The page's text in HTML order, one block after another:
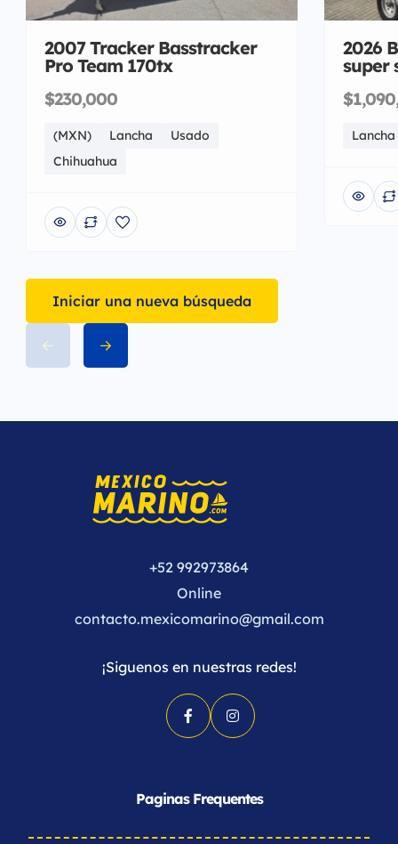
2007 Tracker Basstracker
Pro Team 170tx
$230,000
(MXN) Lancha
Usado
Chihuahua
2026
super
Lancha
Iniciar una nueva búsqueda
+52 992973864
Online
contacto.mexicomarino@gmail.com
¡Siguenos en nuestras redes!
Paginas Frequentes